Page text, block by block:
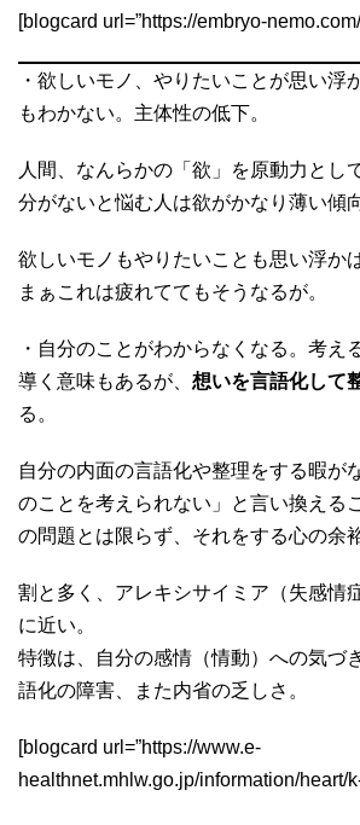
[blogcard url=”https://embryo-nemo.com/
・欲しいモノ、やりたいことが思い浮
もわかない。主体性の低下。
人間、なんらかの「欲」を原動力とし
分がないと悩む人は欲がかなり薄い傾
欲しいモノもやりたいことも思い浮か
まぁこれは疲れててもそうなるが。
・自分のことがわからなくなる。考え
導く意味もあるが、 想いを言語化して
る。
自分の内面の言語化や整理をする暇が
のことを考えられない」と言い換える
の問題とは限らず、それをする心の余
割と多く、アレキシサイミア（失感情
に近い。
特徴は、自分の感情（情動）への気づ
語化の障害、また内省の乏しさ。
[blogcard url=”https://www.e-
healthnet.mhlw.go.jp/information/heart/